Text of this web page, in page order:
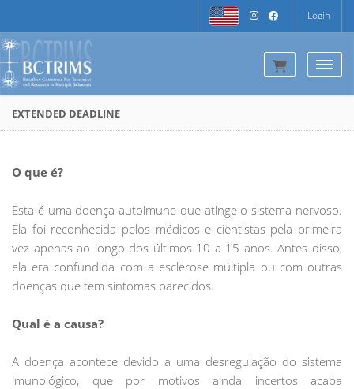
Login
EXTENDED DEADLINE
O que é?
Esta é uma doença autoimune que atinge o sistema nervoso.
Ela foi reconhecida pelos médicos e cientistas pela primeira
vez apenas ao longo dos últimos 10 a 15 anos. Antes disso,
ela era confundida com a esclerose múltipla ou com outras
doenças que tem sintomas parecidos.
Qual é a causa?
A doença acontece devido a uma desregulação do sistema
imunológico, que por motivos ainda incertos acaba